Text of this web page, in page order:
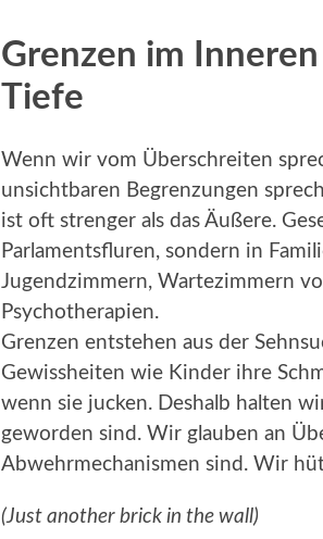
Grenzen im
Tiefe
Wenn wir vom Überschreiten
unsichtbaren Begrenzungen
ist oft strenger als das Äußere.
Parlamentsfluren, sondern in
Jugendzimmern, Wartezimmern
Grenzen entstehen aus der
Gewissheiten wie Kinder ihre
wenn sie jucken. Deshalb halten
geworden sind. Wir glauben an
Abwehrmechanismen sind. Wir
(Just another brick in the wall)